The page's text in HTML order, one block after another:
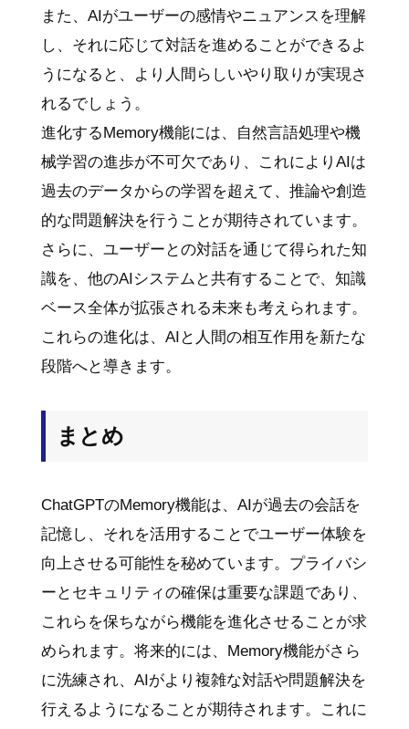
また、AIがユーザーの感情やニュアンスを理解
し、それに応じて対話を進めることができるよ
うになると、より人間らしいやり取りが実現さ
れるでしょう。
進化するMemory機能には、自然言語処理や機
械学習の進歩が不可欠であり、これによりAIは
過去のデータからの学習を超えて、推論や創造
的な問題解決を行うことが期待されています。
さらに、ユーザーとの対話を通じて得られた知
識を、他のAIシステムと共有することで、知識
ベース全体が拡張される未来も考えられます。
これらの進化は、AIと人間の相互作用を新たな
段階へと導きます。
まとめ
ChatGPTのMemory機能は、AIが過去の会話を
記憶し、それを活用することでユーザー体験を
向上させる可能性を秘めています。プライバシ
ーとセキュリティの確保は重要な課題であり、
これらを保ちながら機能を進化させることが求
められます。将来的には、Memory機能がさら
に洗練され、AIがより複雑な対話や問題解決を
行えるようになることが期待されます。これに